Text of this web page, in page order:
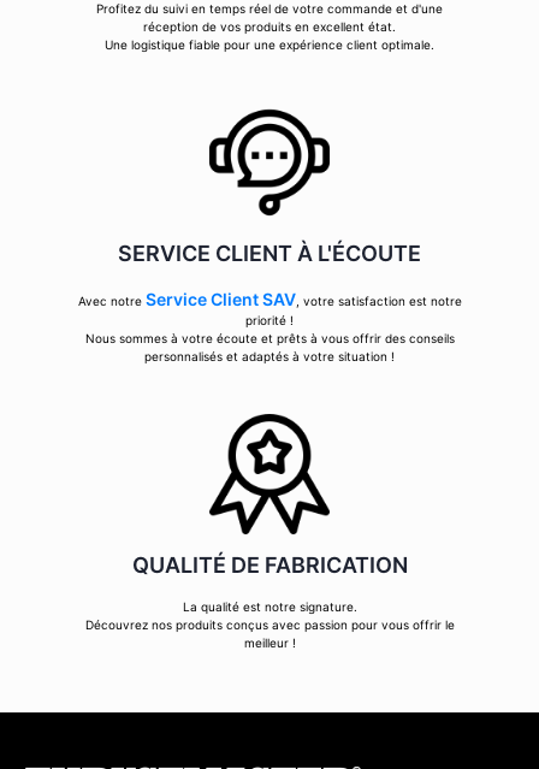
Profitez du suivi en temps réel de votre commande et d'une
réception de vos produits en excellent état.
Une logistique fiable pour une expérience client optimale.
SERVICE CLIENT À L'ÉCOUTE
Avec notre Service Client SAV, votre satisfaction est notre
priorité !
Nous sommes à votre écoute et prêts à vous offrir des conseils
personnalisés et adaptés à votre situation !
QUALITÉ DE FABRICATION
La qualité est notre signature.
Découvrez nos produits conçus avec passion pour vous offrir le
meilleur !